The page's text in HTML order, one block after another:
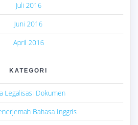
Juli 2016
Juni 2016
April 2016
KATEGORI
Legalisasi Dokumen
Bahasa Inggris